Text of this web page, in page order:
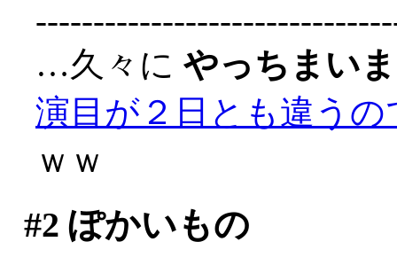
…久々に やっちまい
演目が２日とも違うの
ｗｗ
#2 ぽかいもの